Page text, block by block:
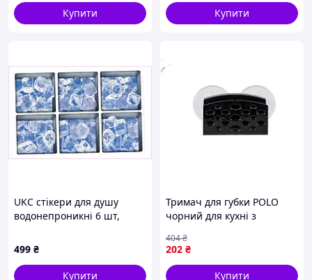
Купити Купити
UKC стікери для душу
водонепроникні 6 шт,
499 ₴
Купити
Тримач для губки POLO
чорний для кухні з
практичним дизайном
202 ₴
404₴
Купити